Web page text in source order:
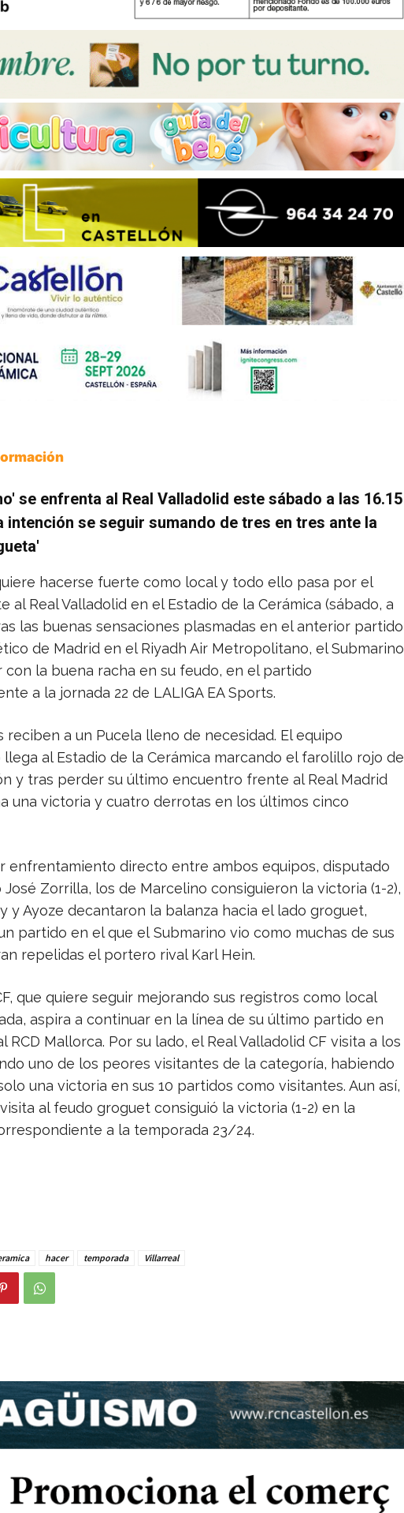
se enfrenta al Real Valladolid este sábado a las 16.15
intención se seguir sumando de tres en tres ante la
hacerse fuerte como local y todo ello pasa por el
al Real Valladolid en el Estadio de la Cerámica (sábado, a
las buenas sensaciones plasmadas en el anterior partido
de Madrid en el Riyadh Air Metropolitano, el Submarino
con la buena racha en su feudo, en el partido
a la jornada 22 de LALIGA EA Sports.
reciben a un Pucela lleno de necesidad. El equipo
al Estadio de la Cerámica marcando el farolillo rojo de
y tras perder su último encuentro frente al Real Madrid
una victoria y cuatro derrotas en los últimos cinco
enfrentamiento directo entre ambos equipos, disputado
José Zorrilla, los de Marcelino consiguieron la victoria (1-2),
y Ayoze decantaron la balanza hacia el lado groguet,
partido en el que el Submarino vio como muchas de sus
repelidas el portero rival Karl Hein.
que quiere seguir mejorando sus registros como local
aspira a continuar en la línea de su último partido en
RCD Mallorca. Por su lado, el Real Valladolid CF visita a los
uno de los peores visitantes de la categoría, habiendo
una victoria en sus 10 partidos como visitantes. Aun así,
al feudo groguet consiguió la victoria (1-2) en la
a la temporada 23/24.
hacer temporada Villarreal